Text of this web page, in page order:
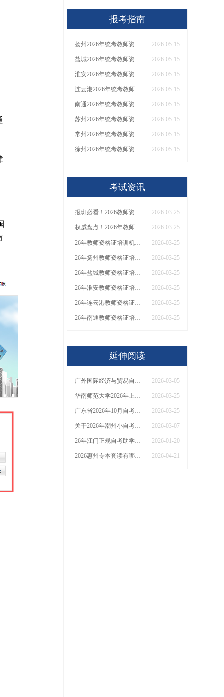
报考指南
扬州2026年统考教师资格证能直接花钱买吗？ 2026-05-15
盐城2026年统考教师资格证能直接花钱买吗？ 2026-05-15
淮安2026年统考教师资格证能直接花钱买吗？ 2026-05-15
连云港2026年统考教师资格证能直接花钱买吗？ 2026-05-15
南通2026年统考教师资格证能直接花钱买吗？ 2026-05-15
苏州2026年统考教师资格证能直接花钱买吗？ 2026-05-15
常州2026年统考教师资格证能直接花钱买吗？ 2026-05-15
徐州2026年统考教师资格证能直接花钱买吗？ 2026-05-15
考试资讯
报班必看！2026教师资格证报考培训班推荐榜TOP5！ 2026-03-25
权威盘点！2026年教师资格证十大知名机构排名与选择全攻略 2026-03-25
26年教师资格证培训机构哪个好？值得推荐有？ 2026-03-25
26年扬州教师资格证培训机构哪个好？值得推荐有？ 2026-03-25
26年盐城教师资格证培训机构哪个好？值得推荐有？ 2026-03-25
26年淮安教师资格证培训机构哪个好？值得推荐有？ 2026-03-25
26年连云港教师资格证培训机构哪个好？值得推荐有？ 2026-03-25
26年南通教师资格证培训机构哪个好？值得推荐有？ 2026-03-25
延伸阅读
广外国际经济与贸易自考本科2026怎么报名？附新生报考指南！ 2026-03-05
华南师范大学2026年上半年自学考试《动漫设计》专业（专科）“实践考核”实施方案 2026-03-25
广东省2026年10月自考报考时间是多少？什么专业值得考？ 2026-03-25
关于2026年潮州小自考的报名条件的介绍 2026-03-07
26年江门正规自考助学点有哪些 费用|正规性|好评率一览！ 2026-01-20
2026惠州专本套读有哪些学校可以报 各院校收费标准一览 2026-04-21